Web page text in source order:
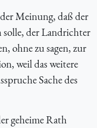
Meinung, daß der
solle, der Landrichter
ohne zu sagen, zur
weil das weitere
Sache des
geheime Rath